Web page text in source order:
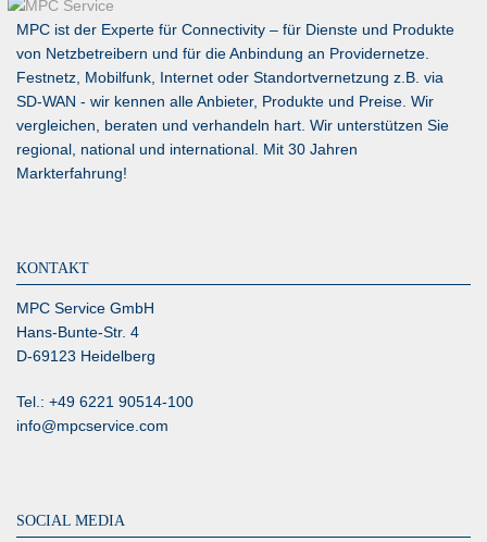
MPC ist der Experte für Connectivity – für Dienste und Produkte
von Netzbetreibern und für die Anbindung an Providernetze.
Festnetz, Mobilfunk, Internet oder Standortvernetzung z.B. via
SD-WAN - wir kennen alle Anbieter, Produkte und Preise. Wir
vergleichen, beraten und verhandeln hart. Wir unterstützen Sie
regional, national und international. Mit 30 Jahren
Markterfahrung!
KONTAKT
MPC Service GmbH
Hans-Bunte-Str. 4
D-69123 Heidelberg
Tel.: +49 6221 90514-100
info@mpcservice.com
SOCIAL MEDIA